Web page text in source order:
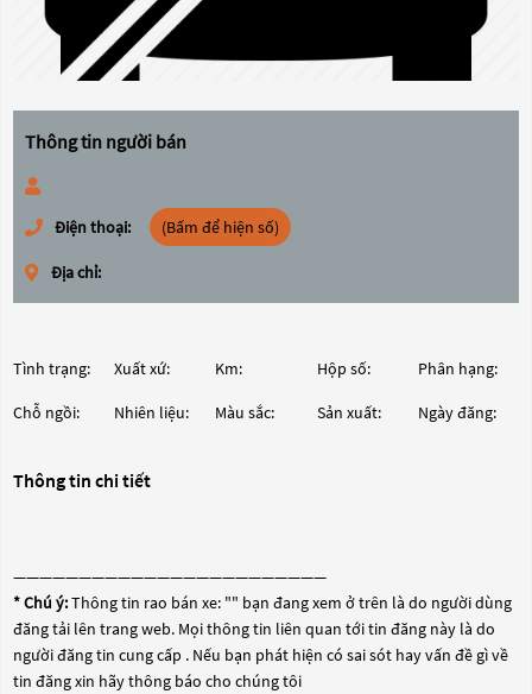
Thông tin người bán
Điện thoại: (Bấm để hiện số)
Địa chỉ:
Tình trạng: Xuất xứ: Km: Hộp số: Phân hạng:
Chỗ ngồi: Nhiên liệu: Màu sắc: Sản xuất: Ngày đăng:
Thông tin chi tiết
————————————————————————
* Chú ý:Thông tin rao bán xe: "" bạn đang xem ở trên là do người dùng
đăng tải lên trang web. Mọi thông tin liên quan tới tin đăng này là do
người đăng tin cung cấp . Nếu bạn phát hiện có sai sót hay vấn đề gì về
tin đăng xin hãy thông báo cho chúng tôi